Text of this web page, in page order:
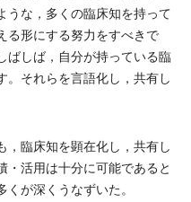
うな，多くの臨床知を持って
る形にする努力をすべきで
ばしば，自分が持っている臨
。それらを言語化し，共有し
臨床知を顕在化し，共有し
・活用は十分に可能であると
が深くうなずいた。